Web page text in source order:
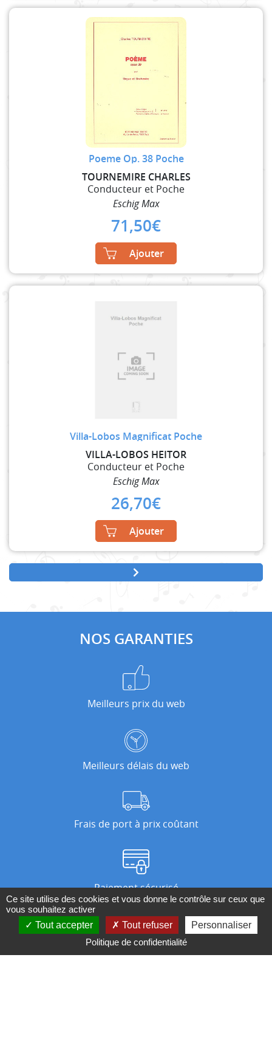
Poeme Op. 38 Poche
TOURNEMIRE CHARLES
Conducteur et Poche
Eschig Max
71,50€
Ajouter
Villa-Lobos Magnificat Poche
VILLA-LOBOS HEITOR
Conducteur et Poche
Eschig Max
26,70€
Ajouter
NOS GARANTIES
Meilleurs prix du web
Meilleurs délais du web
Frais de port à prix coûtant
Paiement sécurisé
Nos magasins
Ce site utilise des cookies et vous donne le contrôle sur ceux que
vous souhaitez activer
Tout accepter
Tout refuser
Personnaliser
Politique de confidentialité